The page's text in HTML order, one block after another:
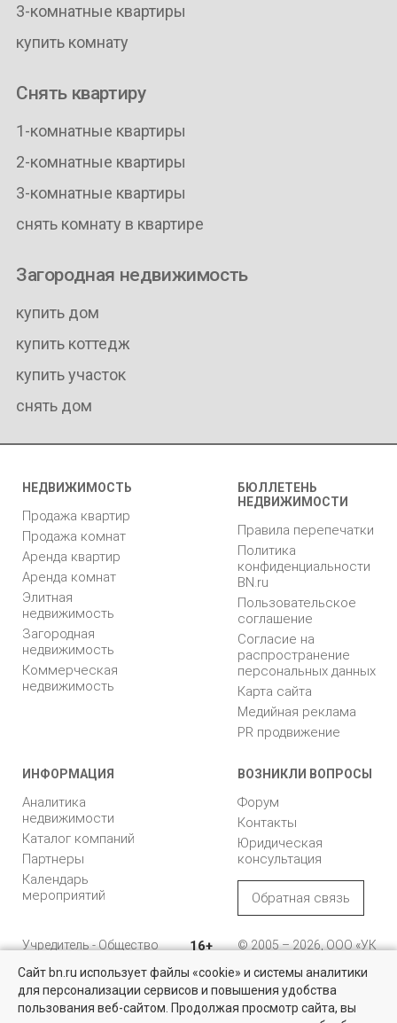
Найти квартиру - это просто!
Выбирайте среди 14 тысяч проверенных вариантов на вторичом
3-комнатные квартиры
купить комнату
Снять квартиру
1-комнатные квартиры
2-комнатные квартиры
3-комнатные квартиры
снять комнату в квартире
Загородная недвижимость
купить дом
купить коттедж
купить участок
снять дом
НЕДВИЖИМОСТЬ
Продажа квартир
Продажа комнат
Аренда квартир
Аренда комнат
Элитная
недвижимость
Загородная
недвижимость
Коммерческая
недвижимость
БЮЛЛЕТЕНЬ
НЕДВИЖИМОСТИ
Правила перепечатки
Политика
конфиденциальности
BN.ru
Пользовательское
соглашение
Согласие на
распространение
персональных данных
Карта сайта
Медийная реклама
PR продвижение
ИНФОРМАЦИЯ
Аналитика
недвижимости
Каталог компаний
Партнеры
Календарь
мероприятий
ВОЗНИКЛИ ВОПРОСЫ
Форум
Контакты
Юридическая
консультация
Обратная связь
Учредитель - Общество
ответственностью
"Управляющая
компания "Бюллетень
недвижимости"
16+
© 2005 – 2026, ООО «УК
196105, Санкт-
Петербург, пр. Юрия
Гагарина, 1
Сайт bn.ru использует файлы «cookie» и системы аналитики
для персонализации сервисов и повышения удобства
пользования веб-сайтом. Продолжая просмотр сайта, вы